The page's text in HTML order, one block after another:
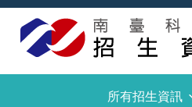
所有招生資訊